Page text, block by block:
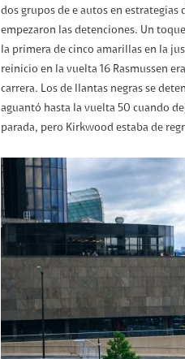
dos grupos de e autos en
empezaron las detenciones. Un
la primera de cinco amarillas en la
reinicio en la vuelta 16 Rasmussen
carrera. Los de llantas negras se
aguantó hasta la vuelta 50 cuando
parada, pero Kirkwood estaba de